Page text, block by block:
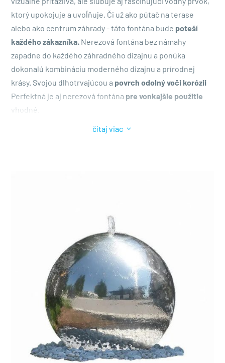
vizuálne príťažlivá, ale sľubuje aj fascinujúci vodný prvok,
ktorý upokojuje a uvoľňuje. Či už ako pútač na terase
alebo ako centrum záhrady - táto fontána bude poteší
každého zákazníka. Nerezová fontána bez námahy
zapadne do každého záhradného dizajnu a ponúka
dokonalú kombináciu moderného dizajnu a prírodnej
krásy. Svojou dlhotrvajúcou a povrch odolný voči korózii
Perfektná je aj nerezová fontána pre vonkajšie použitie
vhodné.
ľahká starostlivosť a údržba
zákazníkov zažiť kúzlo nerezovej fontány.
Prečo sú nerezové fontány dobrou voľbou.
Nerezové fontány sú ideálne pre záhradný dizajn z
rôznych dôvodov. Oni sú
esteticky príjemnýa dodajú
každej záhrade nádych elegancie. Okrem toho sú
a môže vydržať roky bez hrdzavenia alebo poškodenia.
Koniec koncov, súnenáročná na starostlivosťa vyžadujú
minimálnu údržbu.
Okrem toho sú fontány z nehrdzavejúcej ocele dostupné v
rôznych veľkostiach a dizajnoch, takže určite nájdete
čítaj viac 3